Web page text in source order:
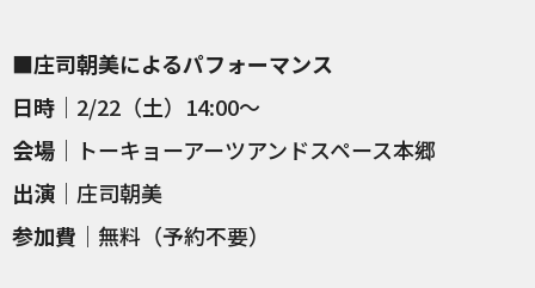
■庄司朝美によるパフォーマンス
日時 ｜2/22（土）14:00〜
会場 ｜トーキョーアーツアンドスペース本郷
出演 ｜庄司朝美
参加費 ｜無料（予約不要）